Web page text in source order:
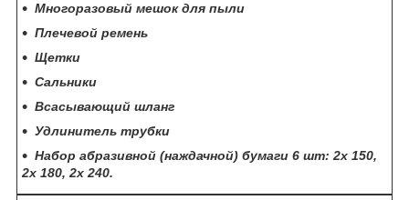
Многоразовый мешок для пыли
Плечевой ремень
Щетки
Сальники
Всасывающий шланг
Удлинитель трубки
Набор абразивной (наждачной) бумаги 6 шт: 2x 150,
2x 180, 2x 240.